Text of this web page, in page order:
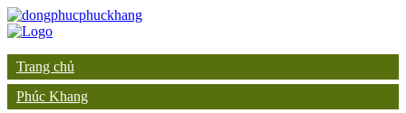
Trang chủ
Phúc Khang